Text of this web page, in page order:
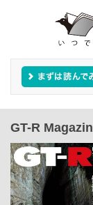
GT-R